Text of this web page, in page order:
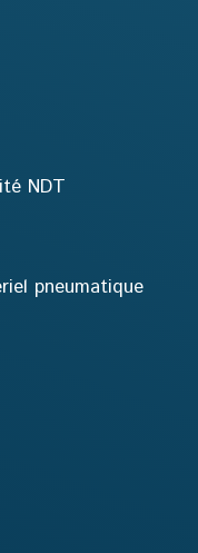
NDT
pneumatique